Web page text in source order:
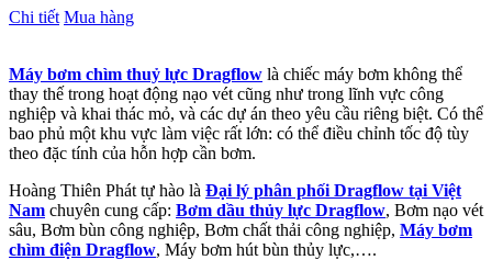
Chi tiết Mua hàng
Máy bơm chìm thuỷ lực Dragflow là chiếc máy bơm không thể
thay thế trong hoạt động nạo vét cũng như trong lĩnh vực công
nghiệp và khai thác mỏ, và các dự án theo yêu cầu riêng biệt. Có thể
bao phủ một khu vực làm việc rất lớn: có thể điều chỉnh tốc độ tùy
theo đặc tính của hỗn hợp cần bơm.
Hoàng Thiên Phát tự hào là Đại lý phân phối Dragflow tại Việt
Nam chuyên cung cấp: Bơm dầu thủy lực Dragflow, Bơm nạo vét
sâu, Bơm bùn công nghiệp, Bơm chất thải công nghiệp, Máy bơm
chìm điện Dragflow, Máy bơm hút bùn thủy lực,….